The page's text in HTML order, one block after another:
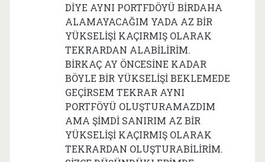
DİYE AYNI PORTFDÖYÜ BİRDAHA
ALAMAYACAĞIM YADA AZ BİR
YÜKSELİŞİ KAÇIRMIŞ OLARAK
TEKRARDAN ALABİLİRİM.
BİRKAÇ AY ÖNCESİNE KADAR
BÖYLE BİR YÜKSELİŞİ BEKLEMEDE
GEÇİRSEM TEKRAR AYNI
PORTFÖYÜ OLUŞTURAMAZDIM
AMA ŞİMDİ SANIRIM AZ BİR
YÜKSELİŞİ KAÇIRMIŞ OLARAK
TEKRARDAN OLUŞTURABİLİRİM.